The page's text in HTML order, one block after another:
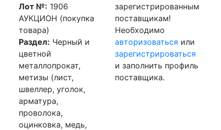
Лот №: 1906
АУКЦИОН (покупка
товара)
Раздел: Черный и
цветной
металлопрокат,
метизы (лист,
швеллер, уголок,
арматура,
проволока,
оцинковка, медь,
зарегистрированным
поставщикам!
Необходимо
авторизоваться или
зарегистрироваться
и заполнить профиль
поставщика.